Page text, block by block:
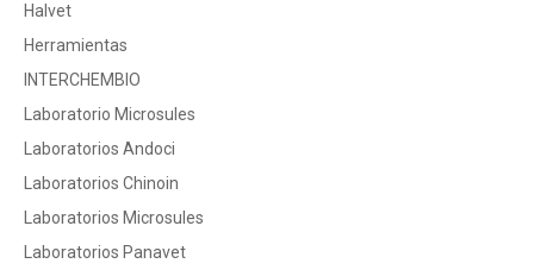
Halvet
Herramientas
INTERCHEMBIO
Laboratorio Microsules
Laboratorios Andoci
Laboratorios Chinoin
Laboratorios Microsules
Laboratorios Panavet